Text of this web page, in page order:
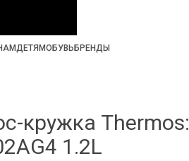
ДЕТЯМОБУВЬ БРЕНДЫ
кружка Thermos:
1.2L